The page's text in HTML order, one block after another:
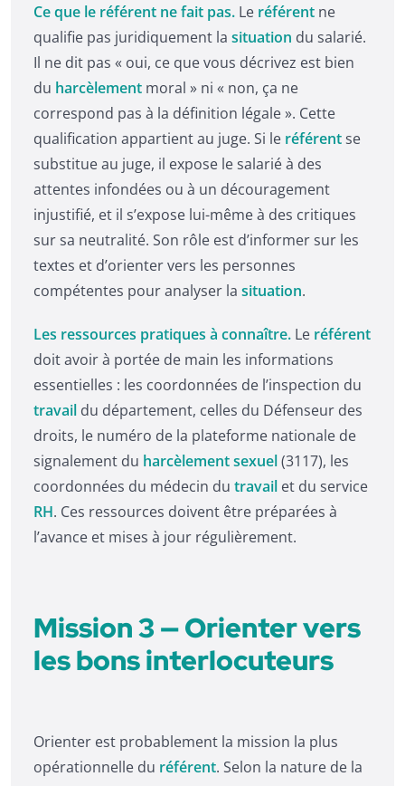
Ce que le référent ne fait pas. Le référent ne
qualifie pas juridiquement la situation du salarié.
Il ne dit pas « oui, ce que vous décrivez est bien
du harcèlement moral » ni « non, ça ne
correspond pas à la définition légale ». Cette
qualification appartient au juge. Si le référentse
substitue au juge, il expose le salarié à des
attentes infondées ou à un découragement
injustifié, et il s’expose lui-même à des critiques
sur sa neutralité. Son rôle est d’informer sur les
textes et d’orienter vers les personnes
compétentes pour analyser la situation.
Les ressources pratiques à connaître. Le référent
doit avoir à portée de main les informations
essentielles : les coordonnées de l’inspection du
travail du département, celles du Défenseur des
droits, le numéro de la plateforme nationale de
signalement du harcèlement sexuel(3117), les
coordonnées du médecin du travail et du service
RH. Ces ressources doivent être préparées à
l’avance et mises à jour régulièrement.
Mission 3 — Orienter vers
les bons interlocuteurs
Orienter est probablement la mission la plus
opérationnelle du référent. Selon la nature de la